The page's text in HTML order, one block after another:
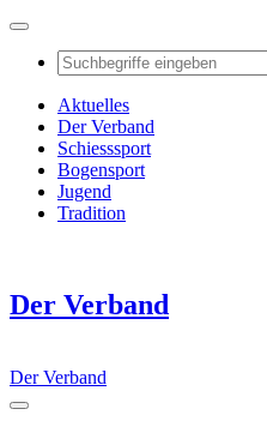
Aktuelles
Der Verband
Schiesssport
Bogensport
Jugend
Tradition
Der Verband
Der Verband